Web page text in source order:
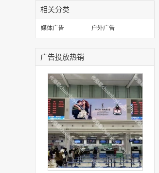
相关分类
媒体广告 户外广告
广告投放热销